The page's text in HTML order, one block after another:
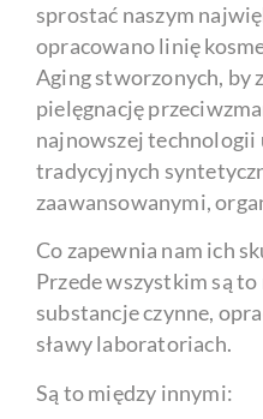
sprostać naszym
opracowano linię
Aging stworzonych, by
pielęgnację
najnowszej technologii
tradycyjnych
zaawansowanymi,
Co zapewnia nam ich
Przede wszystkim są
substancje czynne,
sławy laboratoriach.
Są to między innymi: